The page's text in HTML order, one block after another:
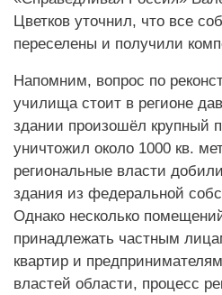
Цветков уточнил, что все
переселены и получили
Напомним, вопрос по
училища стоит в регионе
здании произошёл крупный
уничтожил около 1000 кв.
региональные власти
здания из федеральной
Однако несколько
принадлежать частным
квартир и
властей области, процесс